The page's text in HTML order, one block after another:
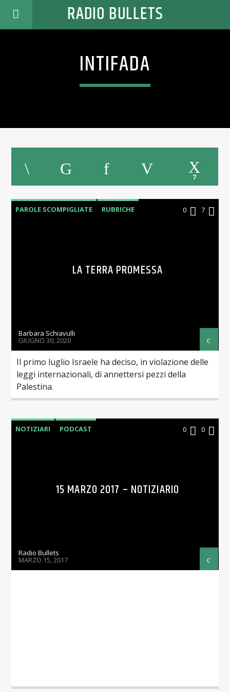
RADIO BULLETS
INTIFADA
7
PAROLE SCOMPIGLIATE RUBRICHE 0 7
LA TERRA PROMESSA
Barbara Schiavulli
GIUGNO 30, 2020
Il primo luglio Israele ha deciso, in violazione delle
leggi internazionali, di annettersi pezzi della
Palestina.
NOTIZIARI PODCAST 0 0
15 MARZO 2017 – NOTIZIARIO
Radio Bullets
MARZO 15, 2017